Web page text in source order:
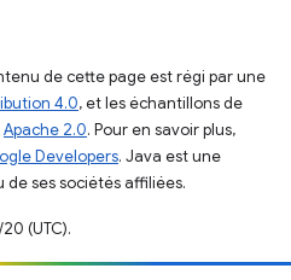
de cette page est régi par une
4.0, et les échantillons de
Apache 2.0. Pour en savoir plus,
Developers. Java est une
ses sociétés affiliées.
(UTC).